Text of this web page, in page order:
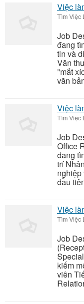
Việc
Tìm Việc
Job
đang
tin và
Văn
"mắt
văn
Việc
Tìm Việc
Job
Office
đang
trí
nghiệp
đầu
Việc
Tìm Việc
Job
kiếm
viên